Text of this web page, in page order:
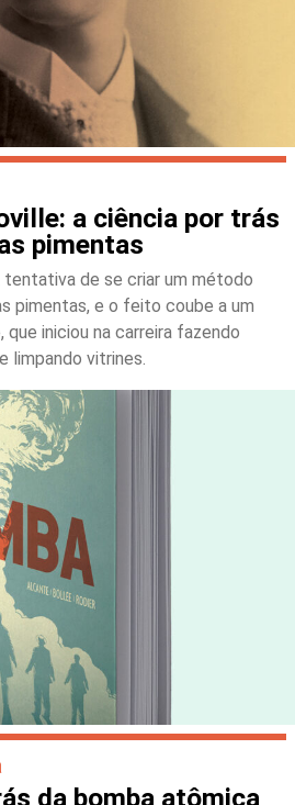
a ciência por trás
pimentas
tentativa de se criar um método
pimentas, e o feito coube a um
iniciou na carreira fazendo
limpando vitrines.
da bomba atômica